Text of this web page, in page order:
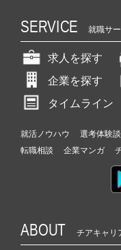
SERVICE 就職サ
求人を探す
企業を探す
タイムライン
就活ノウハウ 選考体験談
転職相談
企業マンガ
ABOUT チアキャリ